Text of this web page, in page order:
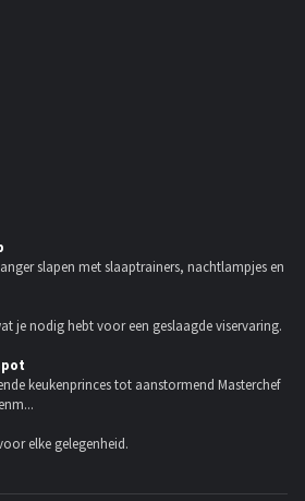
slapen met slaaptrainers, nachtlampjes en
je nodig hebt voor een geslaagde viservaring.
keukenprinces tot aanstormend Masterchef
elke gelegenheid.